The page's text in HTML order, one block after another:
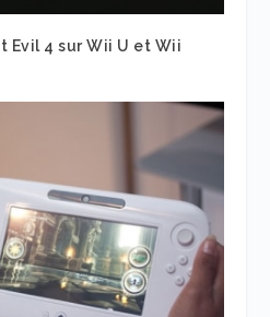
Evil 4 sur Wii U et Wii